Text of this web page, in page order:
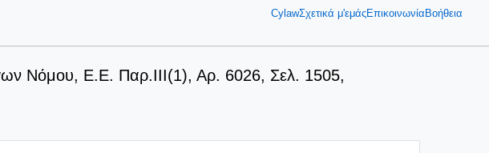
CylawΣχετικά μ'εμάςΕπικοινωνία Βοήθεια
Νόμου, E.E. Παρ.ΙΙΙ(1), Αρ. 6026, Σελ. 1505,